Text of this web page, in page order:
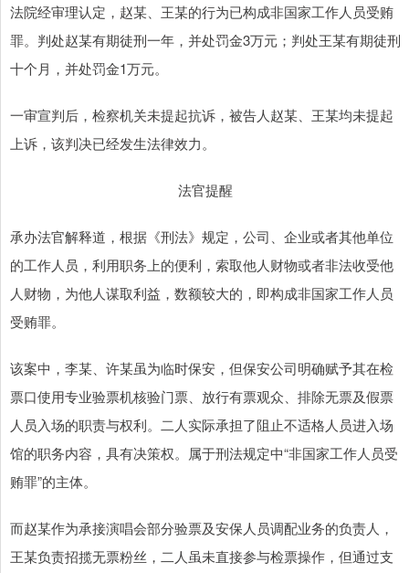
法院经审理认定，赵某、王某的行为已构成非国家工作人员受贿
罪。判处赵某有期徒刑一年，并处罚金3万元；判处王某有期徒刑
十个月，并处罚金1万元。
一审宣判后，检察机关未提起抗诉，被告人赵某、王某均未提起
上诉，该判决已经发生法律效力。
法官提醒
承办法官解释道，根据《刑法》规定，公司、企业或者其他单位
的工作人员，利用职务上的便利，索取他人财物或者非法收受他
人财物，为他人谋取利益，数额较大的，即构成非国家工作人员
受贿罪。
该案中，李某、许某虽为临时保安，但保安公司明确赋予其在检
票口使用专业验票机核验门票、放行有票观众、排除无票及假票
人员入场的职责与权利。二人实际承担了阻止不适格人员进入场
馆的职务内容，具有决策权。属于刑法规定中“非国家工作人员受
贿罪”的主体。
而赵某作为承接演唱会部分验票及安保人员调配业务的负责人，
王某负责招揽无票粉丝，二人虽未直接参与检票操作，但通过支